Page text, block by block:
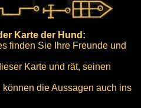
Karte der Hund:
finden Sie Ihre Freunde und
Karte und rät, seinen
die Aussagen auch ins